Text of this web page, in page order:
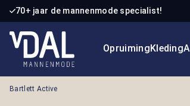
de hoofdinhoud
Ga naar de zoekopdracht
Ga naar de hoofdnavigatie
70+ jaar de mannenmode specialist!
OpruimingKleding
Bartlett Active